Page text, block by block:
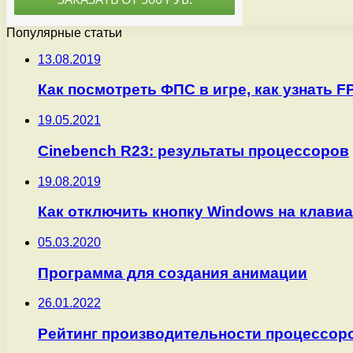
Популярные статьи
13.08.2019
Как посмотреть ФПС в игре, как узнать
19.05.2021
Cinebench R23: результаты процессоров
19.08.2019
Как отключить кнопку Windows на
05.03.2020
Программа для создания анимации
26.01.2022
Рейтинг производительности